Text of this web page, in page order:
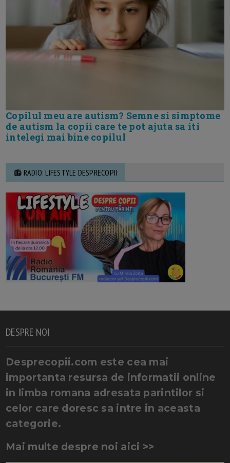
Copilul meu are autism? Semne si simptome
de autism la copii care te pot ajuta sa iti
intelegi mai bine copilul
📻 RADIO: LIFESTYLE DESPRECOPII
DESPRE NOI
Desprecopii.com este cea mai
importanta resursa de informatii online
in limba romana adresata parintilor si
celor care doresc sa intre in aceasta
categorie.
Mai multe despre noi aici >>